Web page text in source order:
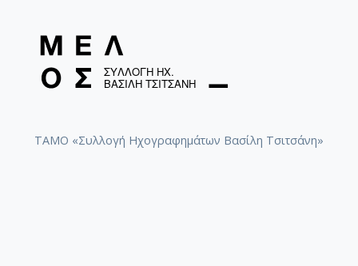
ΤΑΜΟ «Συλλογή Ηχογραφημάτων Βασίλη Τσιτσάνη»